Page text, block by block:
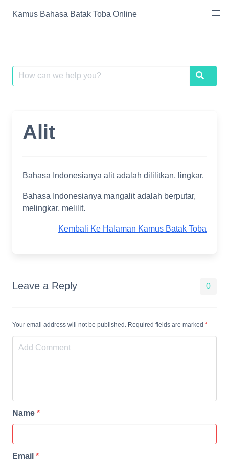
Kamus Bahasa Batak Toba Online
Search
for:
Search
Alit
Bahasa Indonesianya alit adalah dililitkan, lingkar.
Bahasa Indonesianya mangalit adalah berputar,
melingkar, melilit.
Kembali Ke Halaman Kamus Batak Toba
Leave a Reply 0
Your email address will not be published. Required fields are marked *
Name *
Email *